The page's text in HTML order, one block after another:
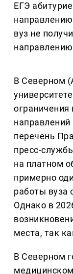
ЕГЭ
вуз не
В Северном
ограничения
перечень
пресс-
на платном
примерно
работы вуза
Однако в
места, так
В Северном